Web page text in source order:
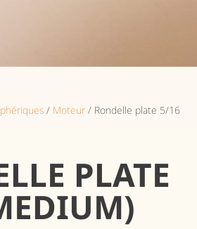
/ Moteur / Rondelle plate 5/16
PLATE